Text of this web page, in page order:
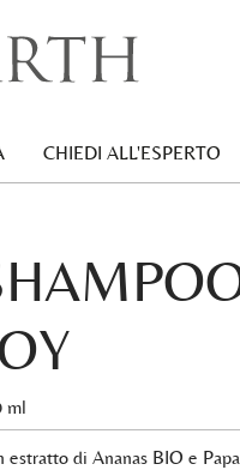
CHIEDI ALL'ESPERTO
ml
estratto di Ananas BIO e